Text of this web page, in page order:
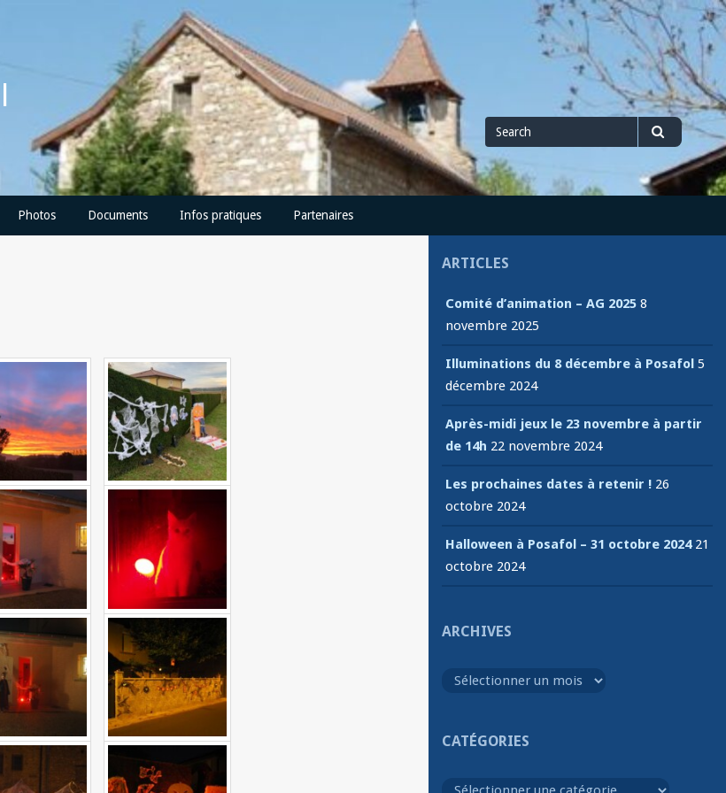
Search
for
Search
Photos Documents Infos pratiques Partenaires
ARTICLES
Comité d’animation – AG 2025 8
novembre 2025
Illuminations du 8 décembre à Posafol 5
décembre 2024
Après-midi jeux le 23 novembre à partir
de 14h 22 novembre 2024
Les prochaines dates à retenir ! 26
octobre 2024
Halloween à Posafol – 31 octobre 2024 21
octobre 2024
ARCHIVES
CATÉGORIES